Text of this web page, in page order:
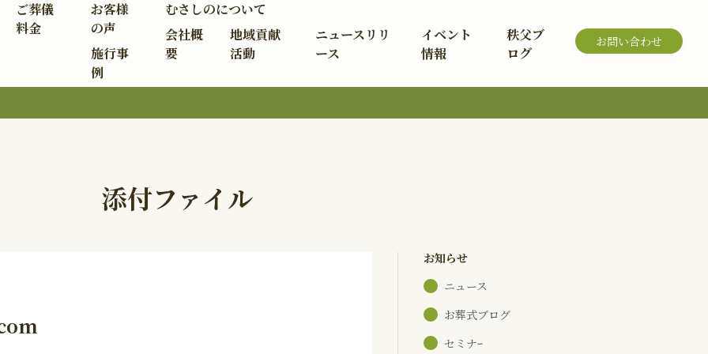
ご葬儀
料金
お客様
の声
施行事
例
むさしのについて
会社概
要
地域貢献
活動
ニュースリリ
ース
イベント
情報
秩父ブ
ログ
お問い合わせ
添付ファイル
お知らせ
ニュース
お葬式ブログ
セミナｰ